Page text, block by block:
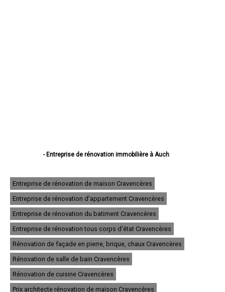
- Entreprise de rénovation immobilière à Auch
- Entreprise de rénovation immobilière à Fleurance
- Entreprise de rénovation immobilière à Eauze
- Entreprise de rénovation immobilière à Mirande
- Entreprise de rénovation immobilière à Lectoure
- Entreprise de rénovation immobilière à Vic-Fezensac
- Entreprise de rénovation immobilière à Gimont
- Entreprise de rénovation immobilière à Pavie
- Entreprise de rénovation immobilière à Samatan
- Entreprise de rénovation immobilière à Nogaro
- Entreprise de rénovation immobilière à Lombez
- Entreprise de rénovation immobilière à Mauvezin
- Entreprise de rénovation immobilière à Cazaubon
- Entreprise de rénovation immobilière à Riscle
Entreprise de rénovation de maison Cravencères
Entreprise de rénovation d'appartement Cravencères
Entreprise de rénovation du batiment Cravencères
Entreprise de rénovation tous corps d'état Cravencères
Rénovation de façade en pierre, brique, chaux Cravencères
Rénovation de salle de bain Cravencères
Rénovation de cuisine Cravencères
Prix architecte rénovation de maison Cravencères